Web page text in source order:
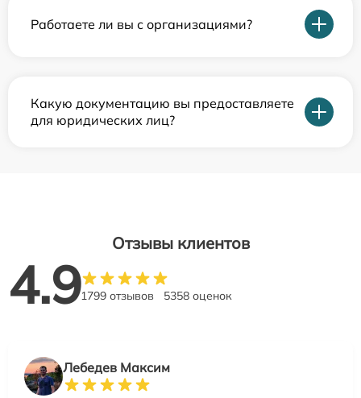
Работаете ли вы с организациями?
Какую документацию вы предоставляете
для юридических лиц?
Отзывы клиентов
4.91799 отзывов 5358 оценок
Лебедев Максим